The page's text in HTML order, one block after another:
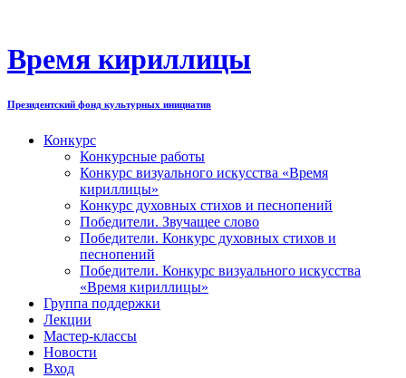
содержимому
Время кириллицы
Президентский фонд культурных инициатив
Конкурс
Конкурсные работы
Конкурс визуального искусства «Время
кириллицы»
Конкурс духовных стихов и песнопений
Победители. Звучащее слово
Победители. Конкурс духовных стихов и
песнопений
Победители. Конкурс визуального искусства
«Время кириллицы»
Группа поддержки
Лекции
Мастер-классы
Новости
Вход